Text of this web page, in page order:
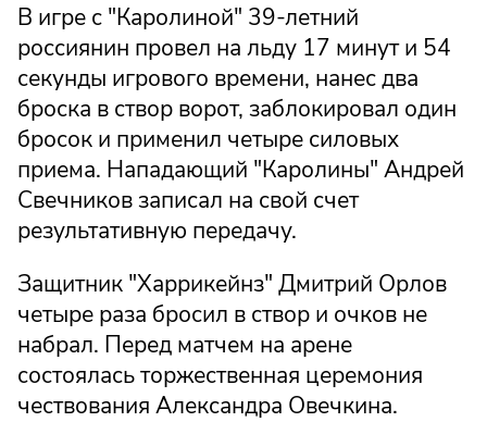
В игре с "Каролиной" 39-летний
россиянин провел на льду 17 минут и 54
секунды игрового времени, нанес два
броска в створ ворот, заблокировал один
бросок и применил четыре силовых
приема. Нападающий "Каролины" Андрей
Свечников записал на свой счет
результативную передачу.
Защитник "Харрикейнз" Дмитрий Орлов
четыре раза бросил в створ и очков не
набрал. Перед матчем на арене
состоялась торжественная церемония
чествования Александра Овечкина.